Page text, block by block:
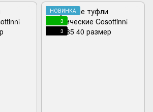
НОВИНКА
3
3